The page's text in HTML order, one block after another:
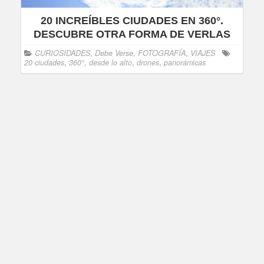
20 INCREÍBLES CIUDADES EN 360°.
DESCUBRE OTRA FORMA DE VERLAS
CURIOSIDADES, Debe Verse, FOTOGRAFÍA, VIAJES
20 ciudades, 360°, desde lo alto, drones, panorámicas